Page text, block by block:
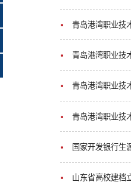
青岛港湾职业技
青岛港湾职业技
青岛港湾职业技
青岛港湾职业技
国家开发银行生
山东省高校建档